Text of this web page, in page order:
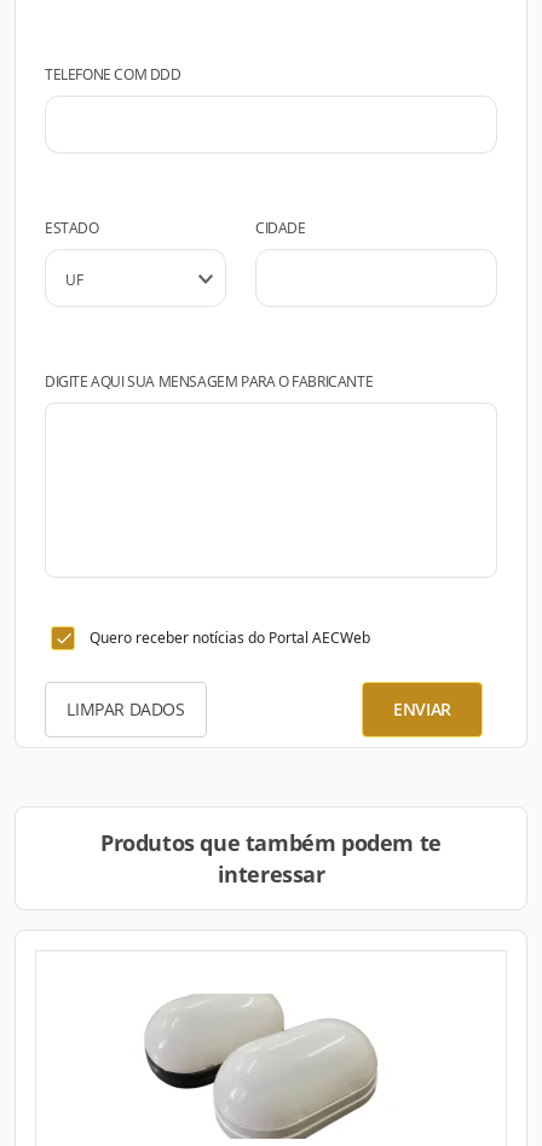
TELEFONE COM DDD
ESTADO CIDADE
DIGITE AQUI SUA MENSAGEM PARA O FABRICANTE
Quero receber notícias do Portal AECWeb
LIMPAR DADOS ENVIAR
Produtos que também podem te
interessar